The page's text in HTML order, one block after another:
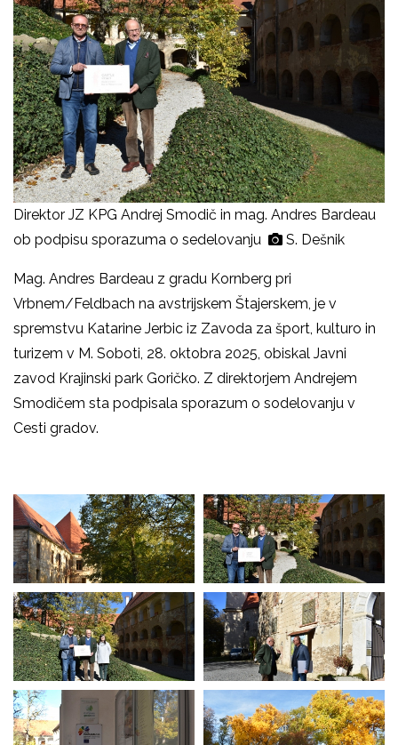
Direktor JZ KPG Andrej Smodič in mag. Andres Bardeau
ob podpisu sporazuma o sedelovanju
S. Dešnik
Mag. Andres Bardeau z gradu Kornberg pri
Vrbnem/Feldbach na avstrijskem Štajerskem, je v
spremstvu Katarine Jerbic iz Zavoda za šport, kulturo in
turizem v M. Soboti, 28. oktobra 2025, obiskal Javni
zavod Krajinski park Goričko. Z direktorjem Andrejem
Smodičem sta podpisala sporazum o sodelovanju v
Cesti gradov.